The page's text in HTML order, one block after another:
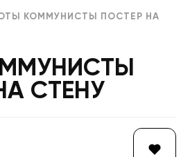
КОММУНИСТЫ ПОСТЕР НА
СТЕНУ